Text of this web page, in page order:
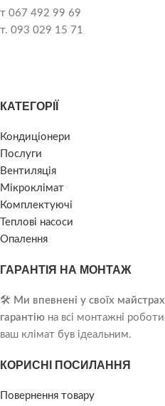
т 067 492 99 69
т. 093 029 15 71
КАТЕГОРІЇ
Кондиціонери
Послуги
Вентиляція
Мікроклімат
Комплектуючі
Теплові насоси
Опалення
ГАРАНТІЯ НА МОНТАЖ
🛠️ Ми впевнені у своїх
гарантію на всі монтажні
ваш клімат був ідеальним.
КОРИСНІ ПОСИЛАННЯ
Повернення товару